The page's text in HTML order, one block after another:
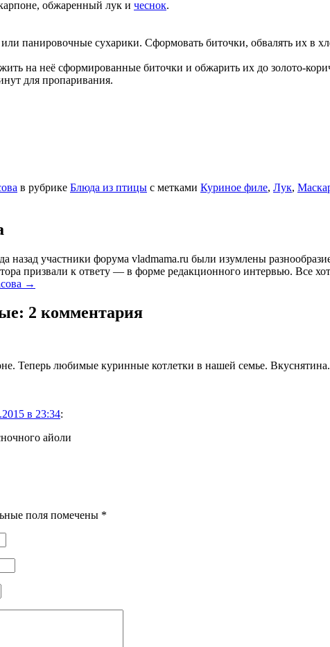
обжаренный лук и чеснок.
панировочные сухарики. Сформовать биточки, обвалять их в
на неё сформированные биточки и обжарить их до золото-
для пропаривания.
в рубрике Блюда из птицы с метками Куриное филе, Лук,
назад участники форума vladmama.ru были изумлены
призвали к ответу — в форме редакционного интервью. Все
→
: 2 комментария
Теперь любимые куринные котлетки в нашей семье.
в 23:34:
айоли
поля помечены *